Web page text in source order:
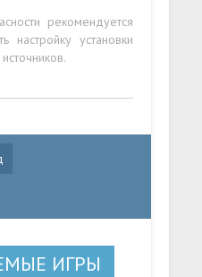
рекомендуется
настройку установки
ИГРЫ